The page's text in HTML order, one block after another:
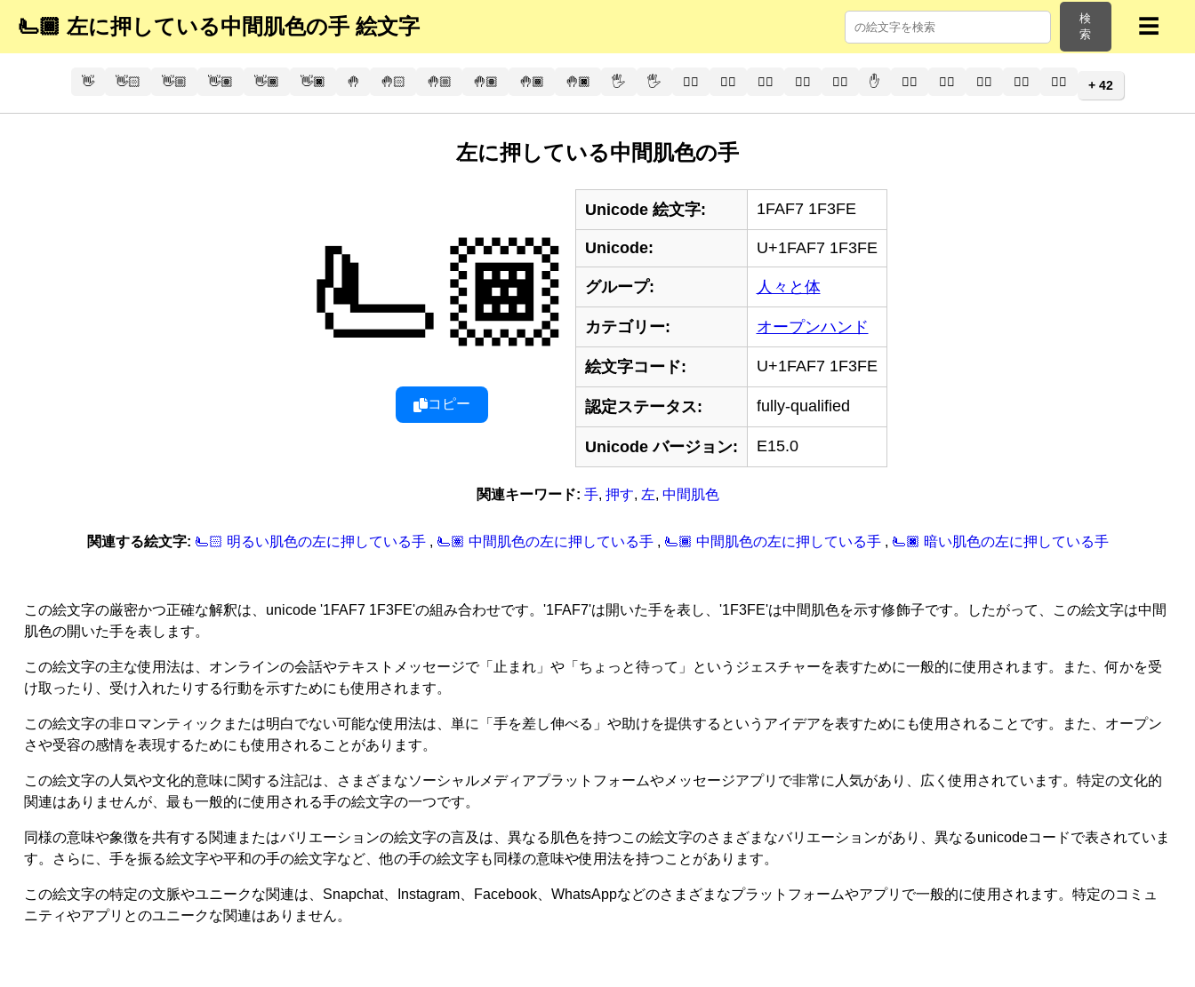
🫷🏾 左に押している中間肌色の手 絵文字
検
索
☰
👋 👋🏻 👋🏼 👋🏽 👋🏾 👋🏿 🤚 🤚🏻 🤚🏼 🤚🏽 🤚🏾 🤚🏿 🖐️ 🖐 🖐🏻 🖐🏼 🖐🏽 🖐🏾 🖐🏿 ✋ ✋🏻 ✋🏼 ✋🏽 ✋🏾 ✋🏿 + 42
左に押している中間肌色の手
🫷🏾
コピー
Unicode 絵文字: 1FAF7 1F3FE
Unicode: U+1FAF7 1F3FE
グループ: 人々と体
カテゴリー: オープンハンド
絵文字コード: U+1FAF7 1F3FE
認定ステータス: fully-qualified
Unicode バージョン: E15.0
関連キーワード: 手, 押す, 左, 中間肌色
関連する絵文字: 🫷‍🏻 明るい肌色の左に押している手 , 🫷‍🏽 中間肌色の左に押している手 , 🫷‍🏾 中間肌色の左に押している手 , 🫷‍🏿 暗い肌色の左に押している手
この絵文字の厳密かつ正確な解釈は、unicode '1FAF7 1F3FE'の組み合わせです。'1FAF7'は開いた手を表し、'1F3FE'は中間肌色を示す修飾子です。したがって、この絵文字は中間
肌色の開いた手を表します。
この絵文字の主な使用法は、オンラインの会話やテキストメッセージで「止まれ」や「ちょっと待って」というジェスチャーを表すために一般的に使用されます。また、何かを受
け取ったり、受け入れたりする行動を示すためにも使用されます。
この絵文字の非ロマンティックまたは明白でない可能な使用法は、単に「手を差し伸べる」や助けを提供するというアイデアを表すためにも使用されることです。また、オープン
さや受容の感情を表現するためにも使用されることがあります。
この絵文字の人気や文化的意味に関する注記は、さまざまなソーシャルメディアプラットフォームやメッセージアプリで非常に人気があり、広く使用されています。特定の文化的
関連はありませんが、最も一般的に使用される手の絵文字の一つです。
同様の意味や象徴を共有する関連またはバリエーションの絵文字の言及は、異なる肌色を持つこの絵文字のさまざまなバリエーションがあり、異なるunicodeコードで表されていま
す。さらに、手を振る絵文字や平和の手の絵文字など、他の手の絵文字も同様の意味や使用法を持つことがあります。
この絵文字の特定の文脈やユニークな関連は、Snapchat、Instagram、Facebook、WhatsAppなどのさまざまなプラットフォームやアプリで一般的に使用されます。特定のコミュ
ニティやアプリとのユニークな関連はありません。